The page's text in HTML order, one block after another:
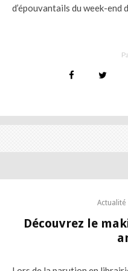
d’épouvantails du week-end
Actualité
Découvrez le